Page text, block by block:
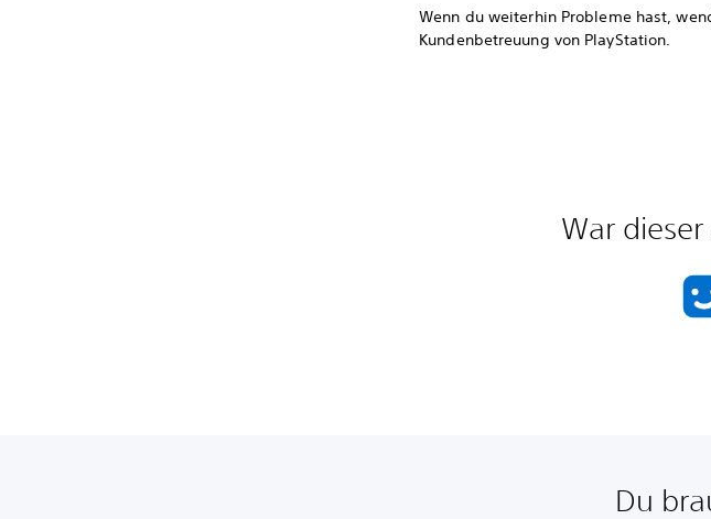
Wenn du weiterhin Probleme hast,
Kundenbetreuung von PlayStation.
War
Du